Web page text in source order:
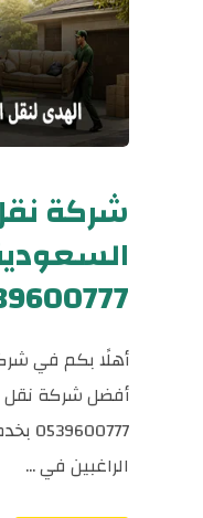
شركة
أهلًا بكم في
أفضل شركة
الراغبين في ...